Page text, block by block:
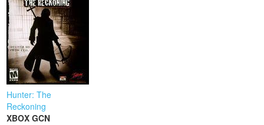
Hunter: The
Reckoning
XBOX GCN